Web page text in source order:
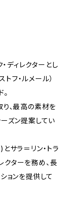
ディレクターとし
フ・ルメール）
、最高の素材を
ズン提案してい
サラ＝リン・トラ
ターを務め、長
ョンを提供して